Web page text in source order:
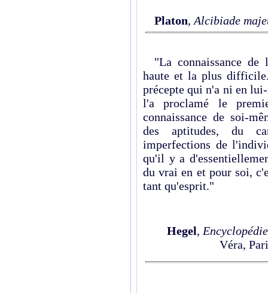
Platon, Alcibiade
"La connaissance de
haute et la plus
précepte qui n'a ni en
l'a proclamé le
connaissance de soi-
des aptitudes, du
imperfections de
qu'il y a
du vrai en et pour soi,
tant qu'esprit."
Hegel, Encyclopédie
Véra,